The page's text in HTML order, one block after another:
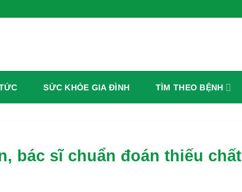
SỨC KHỎE GIA ĐÌNH TÌM THEO BỆNH
bác sĩ chuẩn đoán thiếu chất